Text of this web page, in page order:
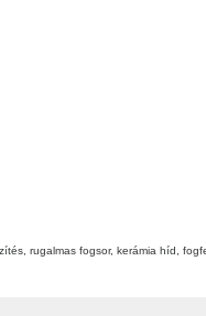
rugalmas fogsor, kerámia híd,